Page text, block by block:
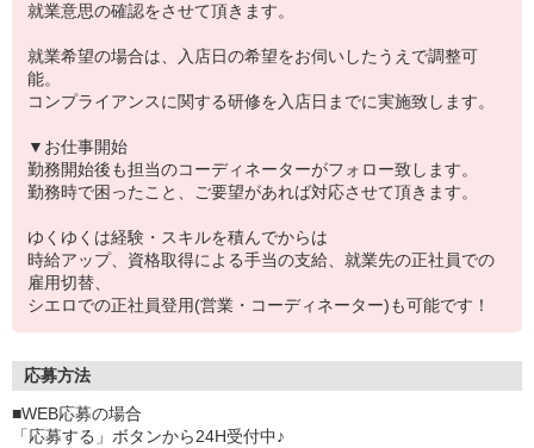
就業意思の確認をさせて頂きます。
就業希望の場合は、入店日の希望をお伺いしたうえで調整可
能。
コンプライアンスに関する研修を入店日までに実施致します。
▼お仕事開始
勤務開始後も担当のコーディネーターがフォロー致します。
勤務時で困ったこと、ご要望があれば対応させて頂きます。
ゆくゆくは経験・スキルを積んでからは
時給アップ、資格取得による手当の支給、就業先の正社員での
雇用切替、
シエロでの正社員登用(営業・コーディネーター)も可能です！
応募方法
■WEB応募の場合
「応募する」ボタンから24H受付中♪